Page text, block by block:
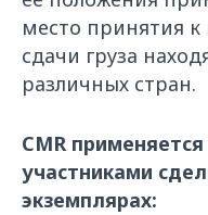
место принятия к
сдачи груза
различных стран.
CMR
участниками
экземплярах: